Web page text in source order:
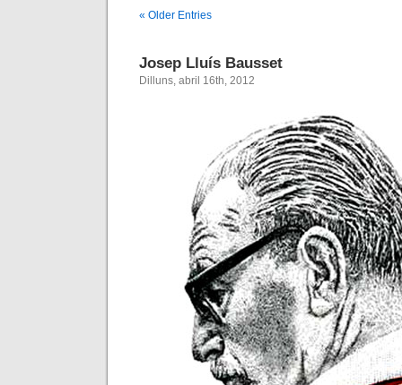
« Older Entries
Josep Lluís Bausset
Dilluns, abril 16th, 2012